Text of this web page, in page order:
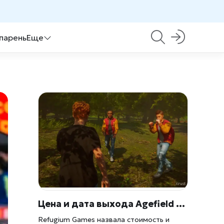
Еще
Цена и дата выхода Agefield High: Rock the School — 1100 рублей и 12 августа
Refugium Games назвала стоимость и